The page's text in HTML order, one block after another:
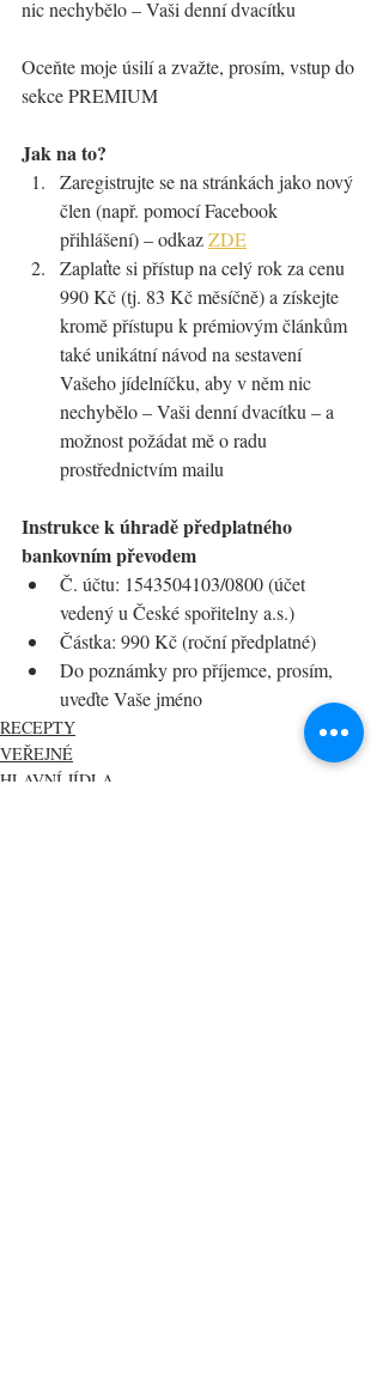
nic nechybělo – Vaši denní dvacítku
Oceňte moje úsilí a zvažte, prosím, vstup do
sekce PREMIUM
Jak na to?
Zaregistrujte se na stránkách jako nový
člen (např. pomocí Facebook
přihlášení) – odkaz ZDE
Zaplaťte si přístup na celý rok za cenu
990 Kč (tj. 83 Kč měsíčně) a získejte
kromě přístupu k prémiovým článkům
také unikátní návod na sestavení
Vašeho jídelníčku, aby v něm nic
nechybělo – Vaši denní dvacítku – a
možnost požádat mě o radu
prostřednictvím mailu
Instrukce k úhradě předplatného
bankovním převodem
Č. účtu: 1543504103/0800 (účet
vedený u České spořitelny a.s.)
Částka: 990 Kč (roční předplatné)
Do poznámky pro příjemce, prosím,
uveďte Vaše jméno
RECEPTY
VEŘEJNÉ
HLAVNÍ JÍDLA